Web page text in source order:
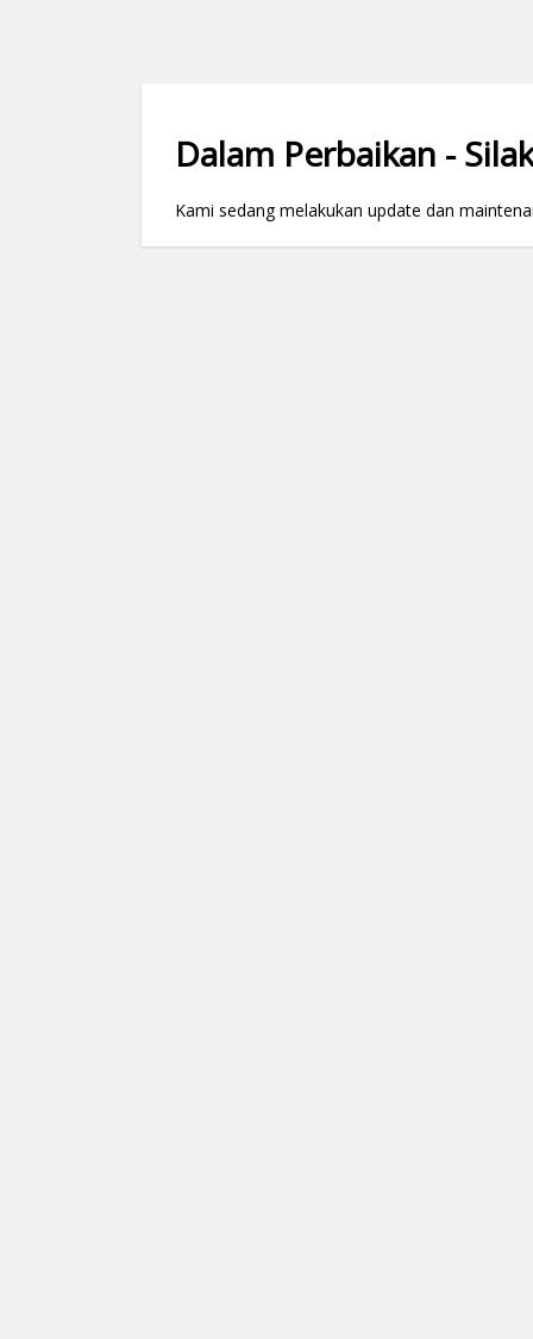
Dalam Perbaikan -
Kami sedang melakukan update dan